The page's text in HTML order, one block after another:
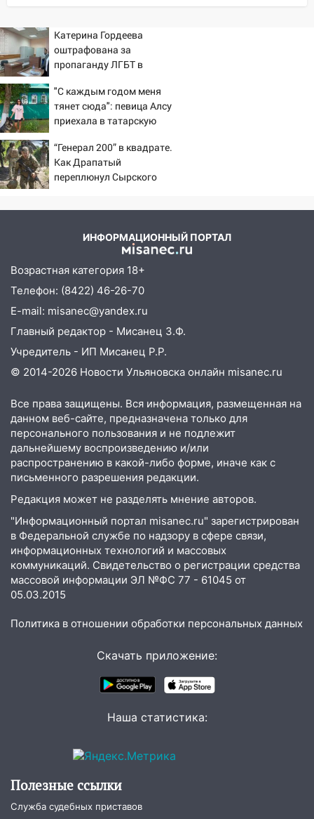
нашли потерявшегося в заброшенных
садах 79-летнего мужчину
10:26
На нескольких улицах Ульяновска
временно отключили холодную воду
10:14
В Ульяновске двоих участников
коррупционной схемы при ЦГКБ
отправили в колонию на 7 и 8 лет
09:52
Ночью беспилотники сбили над
соседними Татарстаном и Саратовской
Бога в СИЗО
09:35 В Ульяновске директора фирмы
будут судить за неуплату налогов на 48
млн рублей
08:22
велосипедистку: пострадали двое
07:20 Жара возвращается: ожидается
знойный и сухой четверг
06:00 Под Ульяновском при развороте
пострадал 38-летний водитель
иномарки
05:00 «Каждая пятая женщина и каждый
второй мужчина в мире сталкиваются с
алопецией»: врач рассказал, чем может
быть вызвано облысение и как с этим
справиться
03:30 Гороскоп на 7 августа: пятница
принесет прилив творческой энергии и
отличные шансы исправить старые
ошибки
06.08.2026
Ульяновской области
Ульяновцев приглашают на забег,
посвящённый Дню воздушного флота
руководителя частной компании
сотрудник
18:02 В Ульяновск едут звезды
Катерина Гордеева
оштрафована за
пропаганду ЛГБТ в
Вести.ru
"С каждым годом меня
тянет сюда": певица Алсу
приехала в татарскую
детство 07/08/2026 –
Новости
“Генерал 200” в квадрате.
Как Драпатый
переплюнул Сырского
ИНФОРМАЦИОННЫЙ ПОРТАЛ
Возрастная категория 18+
Телефон: (8422) 46-26-70
E-mail: misanec@yandex.ru
Главный редактор - Мисанец З.Ф.
Учредитель - ИП Мисанец Р.Р.
© 2014-2026 Новости Ульяновска онлайн misanec.ru
Все права защищены. Вся информация, размещенная на
данном веб-сайте, предназначена только для
персонального пользования и не подлежит
дальнейшему воспроизведению и/или
распространению в какой-либо форме, иначе как с
письменного разрешения редакции.
Редакция может не разделять мнение авторов.
"Информационный портал misanec.ru" зарегистрирован
в Федеральной службе по надзору в сфере связи,
информационных технологий и массовых
коммуникаций. Свидетельство о регистрации средства
массовой информации ЭЛ №ФС 77 - 61045 от
05.03.2015
Политика в отношении обработки персональных данных
Скачать приложение:
Наша статистика:
Полезные ссылки
Служба судебных приставов